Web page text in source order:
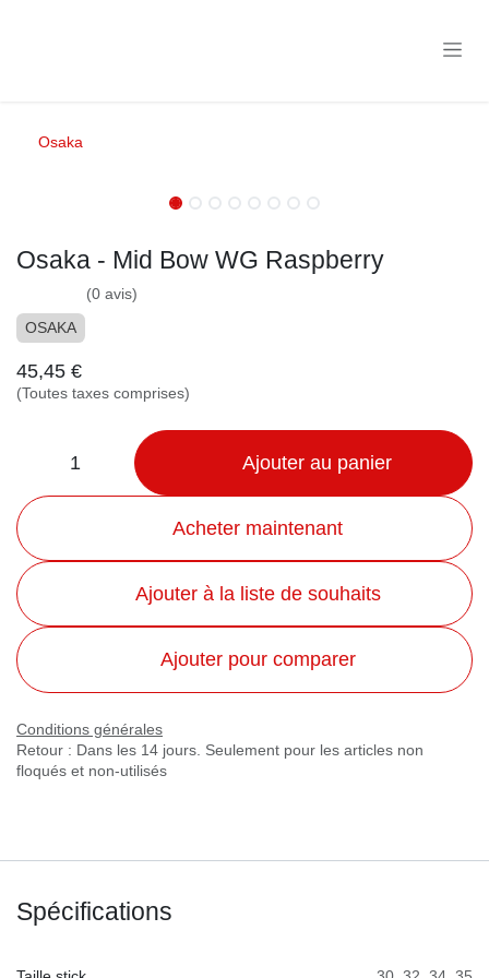
Osaka
Osaka - Mid Bow WG Raspberry
(0 avis)
OSAKA
45,45 €
(Toutes taxes comprises)
Ajouter au panier
Acheter maintenant
Ajouter pour comparer
Ajouter à la liste de souhaits
Conditions générales
Retour : Dans les 14 jours. Seulement pour les articles non
floqués et non-utilisés
Spécifications